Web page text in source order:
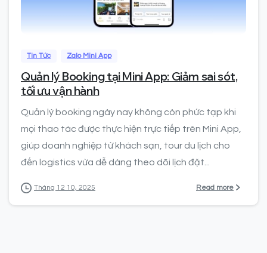
Tin Tức Zalo Mini App
Quản lý Booking tại Mini App: Giảm sai sót,
tối ưu vận hành
Quản lý booking ngày nay không còn phức tạp khi
mọi thao tác được thực hiện trực tiếp trên Mini App,
giúp doanh nghiệp từ khách sạn, tour du lịch cho
đến logistics vừa dễ dàng theo dõi lịch đặt...
Tháng 12 10, 2025 Read more